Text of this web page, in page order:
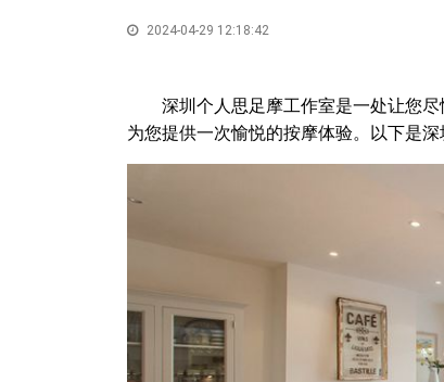
2024-04-29 12:18:42
深圳 个人思足摩工作室是一处让您
为您提供一次愉悦的按摩体验。以下是深